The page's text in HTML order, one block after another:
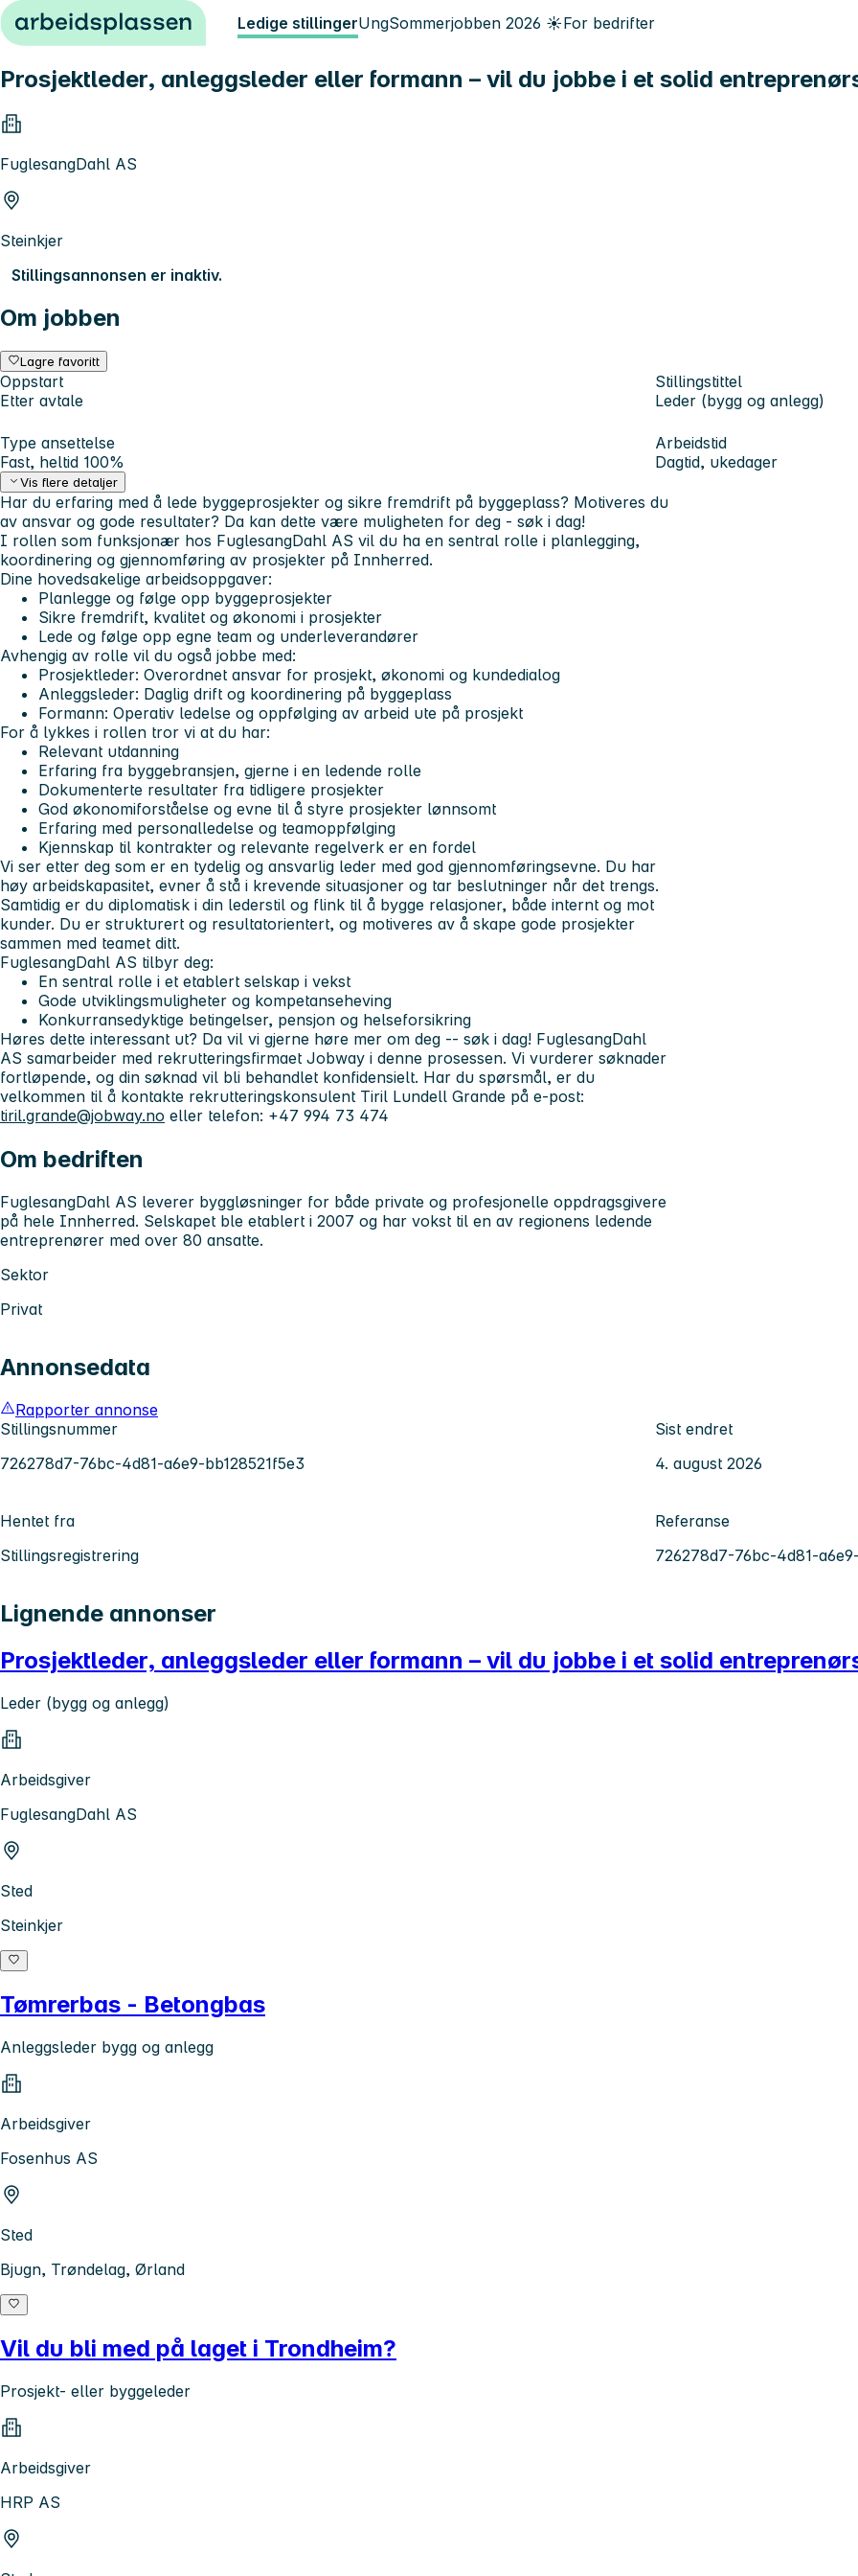
Hopp til innhold Ledige stillingerUngSommerjobben 2026 ☀️For bedrifter
Prosjektleder, anleggsleder eller formann – vil du jobbe i et solid
FuglesangDahl AS
Steinkjer
Stillingsannonsen er inaktiv.
Om jobben
Lagre favoritt
Oppstart
Etter avtale
Stillingstittel
Leder (bygg og anlegg)
Type ansettelse
Fast, heltid 100%
Arbeidstid
Dagtid, ukedager
Vis flere detaljer
Har du erfaring med å lede byggeprosjekter og sikre fremdrift på byggeplass? Motiveres du
av ansvar og gode resultater? Da kan dette være muligheten for deg - søk i dag!
I rollen som funksjonær hos FuglesangDahl AS vil du ha en sentral rolle i planlegging,
koordinering og gjennomføring av prosjekter på Innherred.
Dine hovedsakelige arbeidsoppgaver:
Planlegge og følge opp byggeprosjekter
Sikre fremdrift, kvalitet og økonomi i prosjekter
Lede og følge opp egne team og underleverandører
Avhengig av rolle vil du også jobbe med:
Prosjektleder: Overordnet ansvar for prosjekt, økonomi og kundedialog
Anleggsleder: Daglig drift og koordinering på byggeplass
Formann: Operativ ledelse og oppfølging av arbeid ute på prosjekt
For å lykkes i rollen tror vi at du har:
Relevant utdanning
Erfaring fra byggebransjen, gjerne i en ledende rolle
Dokumenterte resultater fra tidligere prosjekter
God økonomiforståelse og evne til å styre prosjekter lønnsomt
Erfaring med personalledelse og teamoppfølging
Kjennskap til kontrakter og relevante regelverk er en fordel
Vi ser etter deg som er en tydelig og ansvarlig leder med god gjennomføringsevne. Du har
høy arbeidskapasitet, evner å stå i krevende situasjoner og tar beslutninger når det trengs.
Samtidig er du diplomatisk i din lederstil og flink til å bygge relasjoner, både internt og mot
kunder. Du er strukturert og resultatorientert, og motiveres av å skape gode prosjekter
sammen med teamet ditt.
FuglesangDahl AS tilbyr deg:
En sentral rolle i et etablert selskap i vekst
Gode utviklingsmuligheter og kompetanseheving
Konkurransedyktige betingelser, pensjon og helseforsikring
Høres dette interessant ut? Da vil vi gjerne høre mer om deg -- søk i dag! FuglesangDahl
AS samarbeider med rekrutteringsfirmaet Jobway i denne prosessen. Vi vurderer søknader
fortløpende, og din søknad vil bli behandlet konfidensielt. Har du spørsmål, er du
velkommen til å kontakte rekrutteringskonsulent Tiril Lundell Grande på e-post:
tiril.grande@jobway.no eller telefon: +47 994 73 474
Om bedriften
FuglesangDahl AS leverer byggløsninger for både private og profesjonelle oppdragsgivere
på hele Innherred. Selskapet ble etablert i 2007 og har vokst til en av regionens ledende
entreprenører med over 80 ansatte.
Sektor
Privat
Annonsedata
Rapporter annonse
Stillingsnummer
726278d7-76bc-4d81-a6e9-bb128521f5e3
Sist endret
4. august 2026
Hentet fra
Stillingsregistrering
Referanse
726278d7-76bc-4d81-
Lignende annonser
Prosjektleder, anleggsleder eller formann – vil du jobbe i et solid
Leder (bygg og anlegg)
Arbeidsgiver
FuglesangDahl AS
Sted
Steinkjer
Tømrerbas - Betongbas
Anleggsleder bygg og anlegg
Arbeidsgiver
Fosenhus AS
Sted
Bjugn, Trøndelag, Ørland
Vil du bli med på laget i Trondheim?
Prosjekt- eller byggeleder
Arbeidsgiver
HRP AS